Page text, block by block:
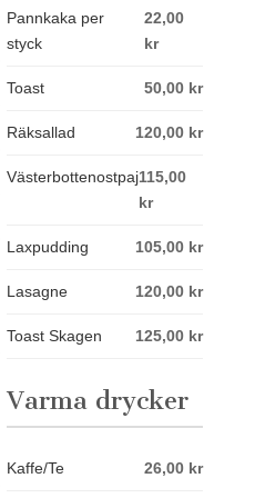
Pannkaka per
styck
22,00
kr
Toast 50,00 kr
Räksallad 120,00 kr
Västerbottenostpaj115,00
kr
Laxpudding 105,00 kr
Lasagne 120,00 kr
Toast Skagen 125,00 kr
Varma drycker
Kaffe/Te 26,00 kr